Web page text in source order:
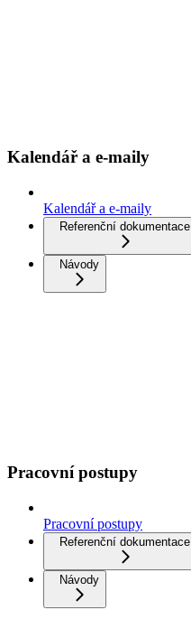
Kalendář a e-maily
Kalendář a e-maily
Referenční dokumentace
Návody
Pracovní postupy
Pracovní postupy
Referenční dokumentace
Návody